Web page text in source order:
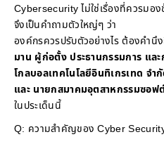
Cybersecurity ไม่ใช่เรื่องที่ควรม
จึงเป็นคำถามตัวใหญ่ๆ ว่า
องค์กรควรปรับตัวอย่างไร ต้องคำนึ
มาน ผู้ก่อตั้ง ประธานกรรมการ แล
โกลบอลเทคโนโลยีอินทิเกรเทด จำ
และ นายกสมาคมอุตสาหกรรมซอฟ
ในประเด็นนี้
Q: ความสำคัญของ Cyber